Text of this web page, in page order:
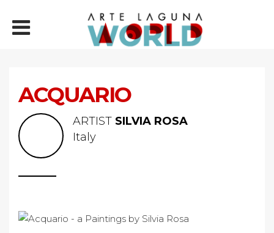
ACQUARIO
ARTIST SILVIA ROSA
Italy